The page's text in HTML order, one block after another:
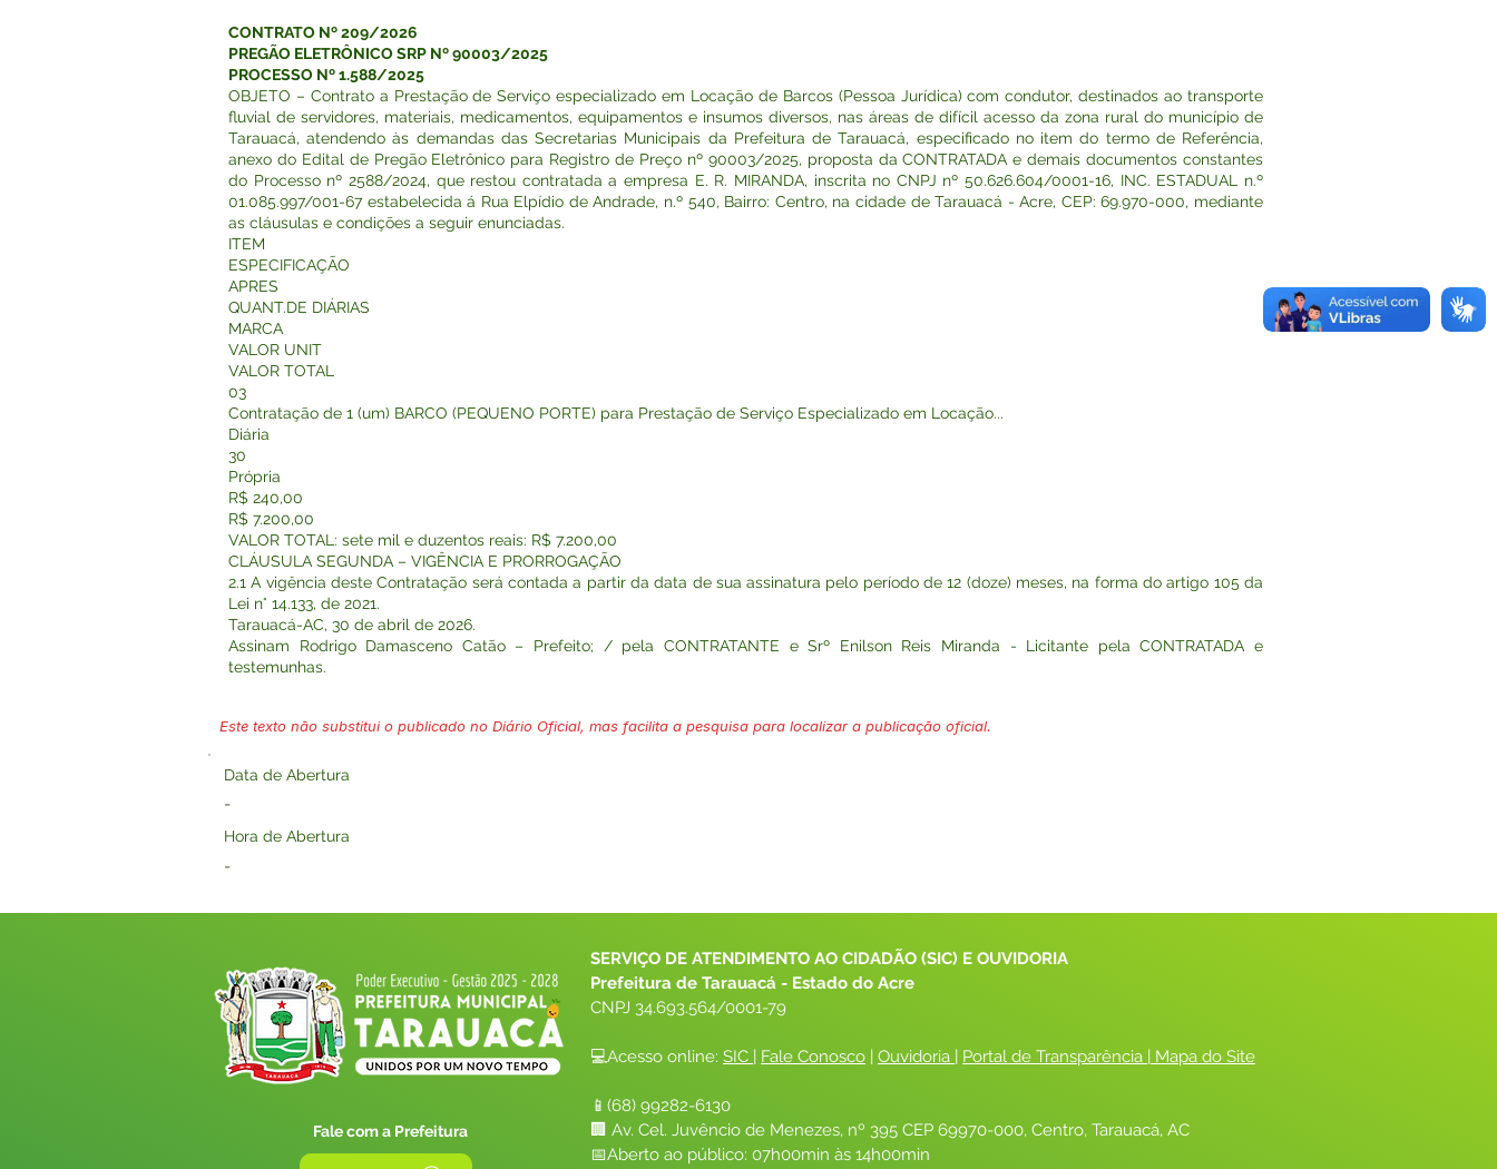
CONTRATO Nº 209/2026
PREGÃO ELETRÔNICO SRP Nº 90003/2025
PROCESSO Nº 1.588/2025
OBJETO – Contrato a Prestação de Serviço especializado em Locação de Barcos (Pessoa Jurídica) com condutor, destinados ao transporte
fluvial de servidores, materiais, medicamentos, equipamentos e insumos diversos, nas áreas de difícil acesso da zona rural do município de
Tarauacá, atendendo às demandas das Secretarias Municipais da Prefeitura de Tarauacá, especificado no item do termo de Referência,
anexo do Edital de Pregão Eletrônico para Registro de Preço nº 90003/2025, proposta da CONTRATADA e demais documentos constantes
do Processo nº 2588/2024, que restou contratada a empresa E. R. MIRANDA, inscrita no CNPJ nº 50.626.604/0001-16, INC. ESTADUAL n.º
01.085.997/001-67 estabelecida á Rua Elpídio de Andrade, n.º 540, Bairro: Centro, na cidade de Tarauacá - Acre, CEP: 69.970-000, mediante
as cláusulas e condições a seguir enunciadas.
ITEM
ESPECIFICAÇÃO
APRES
QUANT.DE DIÁRIAS
MARCA
VALOR UNIT
VALOR TOTAL
03
Contratação de 1 (um) BARCO (PEQUENO PORTE) para Prestação de Serviço Especializado em Locação...
Diária
30
Própria
R$ 240,00
R$ 7.200,00
VALOR TOTAL: sete mil e duzentos reais: R$ 7.200,00
CLÁUSULA SEGUNDA – VIGÊNCIA E PRORROGAÇÃO
2.1 A vigência deste Contratação será contada a partir da data de sua assinatura pelo período de 12 (doze) meses, na forma do artigo 105 da
Lei n° 14.133, de 2021.
Tarauacá-AC, 30 de abril de 2026.
Assinam Rodrigo Damasceno Catão – Prefeito; / pela CONTRATANTE e Srº Enilson Reis Miranda - Licitante pela CONTRATADA e
testemunhas.
Este texto não substitui o publicado no Diário Oficial, mas facilita a pesquisa para localizar a publicação oficial.
Data de Abertura
-
Hora de Abertura
-
Fale com a Prefeitura
SERVIÇO DE ATENDIMENTO AO CIDADÃO (SIC) E OUVIDORIA
Prefeitura de Tarauacá - Estado do Acre
CNPJ 34.693.564/0001-79
💻Acesso online: SIC | Fale Conosco | Ouvidoria | Portal de Transparência | Mapa do Site
📱(68) 99282-6130
🏢 Av. Cel. Juvêncio de Menezes, nº 395 CEP 69970-000, Centro, Tarauacá, AC
📅Aberto ao público: 07h00min às 14h00min